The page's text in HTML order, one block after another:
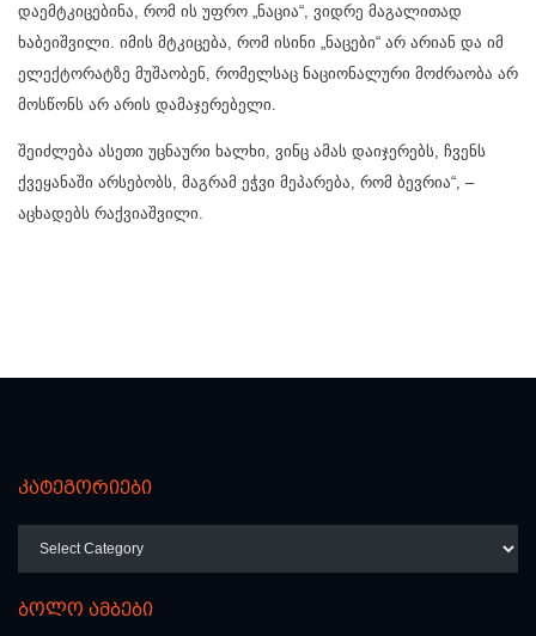
დაემტკიცებინა, რომ ის უფრო „ნაცია“, ვიდრე მაგალითად
ხაბეიშვილი. იმის მტკიცება, რომ ისინი „ნაცები“ არ არიან და იმ
ელექტორატზე მუშაობენ, რომელსაც ნაციონალური მოძრაობა არ
მოსწონს არ არის დამაჯერებელი.
შეიძლება ასეთი უცნაური ხალხი, ვინც ამას დაიჯერებს, ჩვენს
ქვეყანაში არსებობს, მაგრამ ეჭვი მეპარება, რომ ბევრია“, –
აცხადებს რაქვიაშვილი.
კატეგორიები
ბოლო ამბები